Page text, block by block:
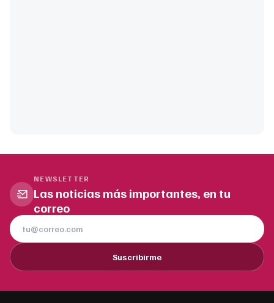
NEWSLETTER
Las noticias más importantes, en tu
correo
Suscribirme